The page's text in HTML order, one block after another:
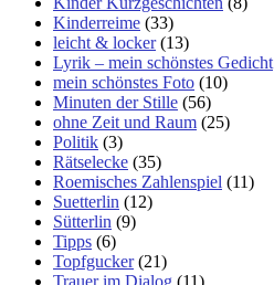
Kinderreime (33)
leicht & locker(13)
Lyrik – mein schönstes Gedicht
mein schönstes Foto (10)
Minuten der Stille (56)
ohne Zeit und Raum (25)
Politik (3)
Rätselecke (35)
Roemisches Zahlenspiel (11)
Suetterlin (12)
Sütterlin (9)
Tipps (6)
Topfgucker(21)